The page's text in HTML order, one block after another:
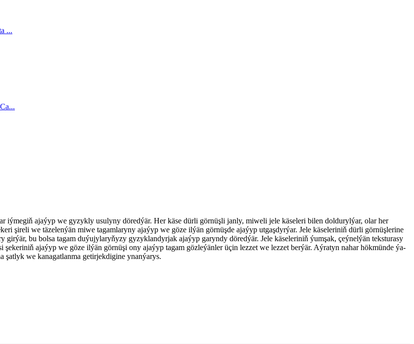
iýmegiň ajaýyp we gyzykly usulyny döredýär. Her käse dürli görnüşli janly, miweli jele käseleri bilen doldurylýar, olar her
şireli we täzelenýän miwe tagamlaryny ajaýyp we göze ilýän görnüşde ajaýyp utgaşdyrýar. Jele käseleriniň dürli görnüşlerine
bu bolsa tagam duýujylaryňyzy gyzyklandyrjak ajaýyp garyndy döredýär. Jele käseleriniň ýumşak, çeýnelýän teksturasy
şekeriniň ajaýyp we göze ilýän görnüşi ony ajaýyp tagam gözleýänler üçin lezzet we lezzet berýär. Aýratyn nahar hökmünde ýa-
şatlyk we kanagatlanma getirjekdigine ynanýarys.